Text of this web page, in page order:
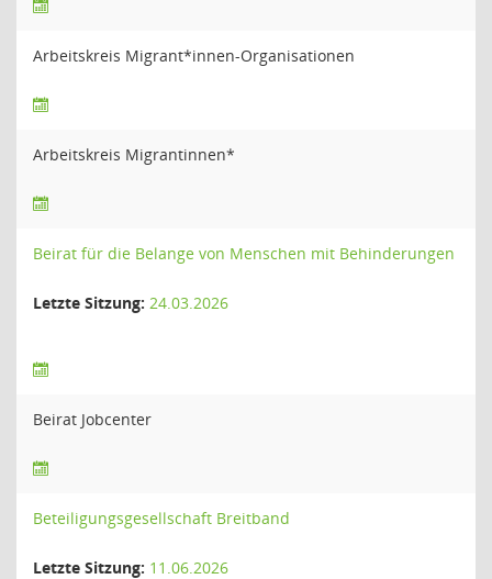
Arbeitskreis Migrant*innen-Organisationen
Arbeitskreis Migrantinnen*
Beirat für die Belange von Menschen mit Behinderungen
Letzte Sitzung: 24.03.2026
Beirat Jobcenter
Beteiligungsgesellschaft Breitband
Letzte Sitzung: 11.06.2026